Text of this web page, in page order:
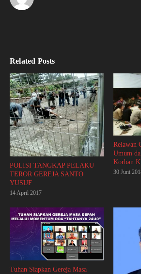
Related Posts
POLISI TANGKAP PELAKU
TEROR GEREJA SANTO
YUSUF
14 April 2017
Relawan
Umum
Korban
30 Juni
Tuhan Siapkan Gereja Masa